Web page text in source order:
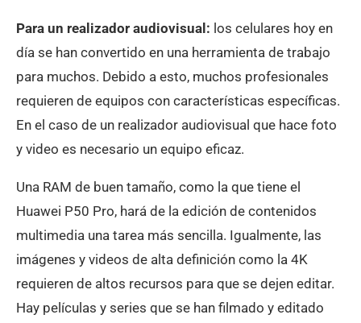
Para un realizador audiovisual: los celulares hoy en
día se han convertido en una herramienta de trabajo
para muchos. Debido a esto, muchos profesionales
requieren de equipos con características específicas.
En el caso de un realizador audiovisual que hace foto
y video es necesario un equipo eficaz.
Una RAM de buen tamaño, como la que tiene el
Huawei P50 Pro, hará de la edición de contenidos
multimedia una tarea más sencilla. Igualmente, las
imágenes y videos de alta definición como la 4K
requieren de altos recursos para que se dejen editar.
Hay películas y series que se han filmado y editado